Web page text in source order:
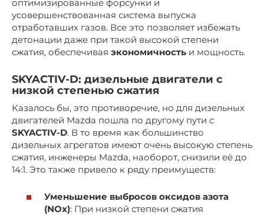
оптимизированные форсунки и
усовершенствованная система выпуска
отработавших газов. Все это позволяет избежать
детонации даже при такой высокой степени
сжатия, обеспечивая экономичность и мощность.
SKYACTIV-D: дизельные двигатели с
низкой степенью сжатия
Казалось бы, это противоречие, но для дизельных
двигателей Mazda пошла по другому пути с
SKYACTIV-D. В то время как большинство
дизельных агрегатов имеют очень высокую степень
сжатия, инженеры Mazda, наоборот, снизили её до
14:1. Это также привело к ряду преимуществ:
Уменьшение выбросов оксидов азота
(NOx): При низкой степени сжатия